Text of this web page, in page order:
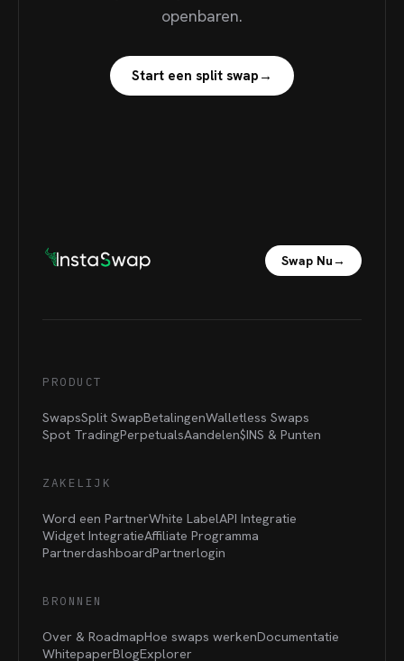
openbaren.
Start een split swap →
Swap Nu→
PRODUCT
SwapsSplit SwapBetalingenWalletless Swaps
Spot TradingPerpetualsAandelen$INS & Punten
ZAKELIJK
Word een PartnerWhite LabelAPI Integratie
Widget IntegratieAffiliate Programma
PartnerdashboardPartnerlogin
BRONNEN
Over & RoadmapHoe swaps werkenDocumentatie
WhitepaperBlogExplorer